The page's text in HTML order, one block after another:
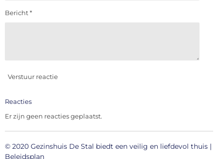
Bericht *
Verstuur reactie
Reacties
Er zijn geen reacties geplaatst.
© 2020 Gezinshuis De Stal biedt een veilig en liefdevol thuis |
Beleidsplan